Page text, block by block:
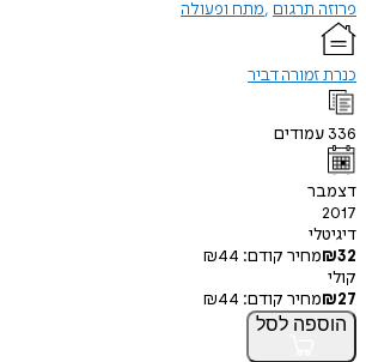
תרגום מתח ופעולה
דביר
קודם:
₪44
קודם: ₪44
לסל